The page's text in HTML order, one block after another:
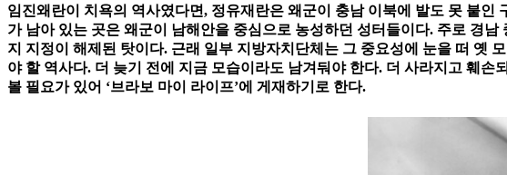
임진왜란이 치욕의 역사였다면, 정유재란은 왜군이 충남 이북에 발도 못 붙
가 남아 있는 곳은 왜군이 남해안을 중심으로 농성하던 성터들이다. 주로 경
지 지정이 해제된 탓이다. 근래 일부 지방자치단체는 그 중요성에 눈을 떠 옛
야 할 역사다. 더 늦기 전에 지금 모습이라도 남겨둬야 한다. 더 사라지고 훼
볼 필요가 있어 ‘브라보 마이 라이프’에 게재하기로 한다.